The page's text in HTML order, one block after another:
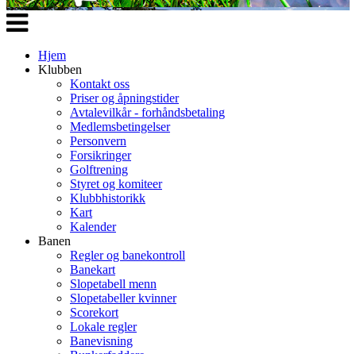
Veksle
navigasjon
Hjem
Klubben
Kontakt oss
Priser og åpningstider
Avtalevilkår - forhåndsbetaling
Medlemsbetingelser
Personvern
Forsikringer
Golftrening
Styret og komiteer
Klubbhistorikk
Kart
Kalender
Banen
Regler og banekontroll
Banekart
Slopetabell menn
Slopetabeller kvinner
Scorekort
Lokale regler
Banevisning